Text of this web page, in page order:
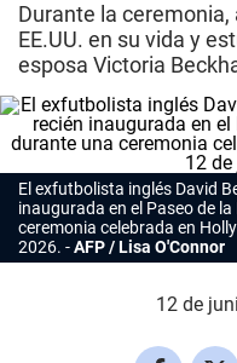
Durante la
EE.UU. en su vida y
esposa Victoria
El exfutbolista inglés David
inaugurada en el Paseo de
ceremonia celebrada en
2026.
AFP / Lisa O'Connor
12 de